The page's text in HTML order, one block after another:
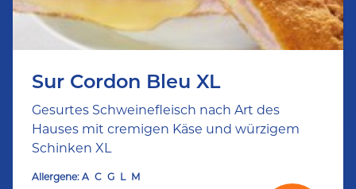
Sur Cordon Bleu XL
Gesurtes Schweinefleisch nach Art des
Hauses mit cremigen Käse und würzigem
Schinken XL
Allergene: A C G L M